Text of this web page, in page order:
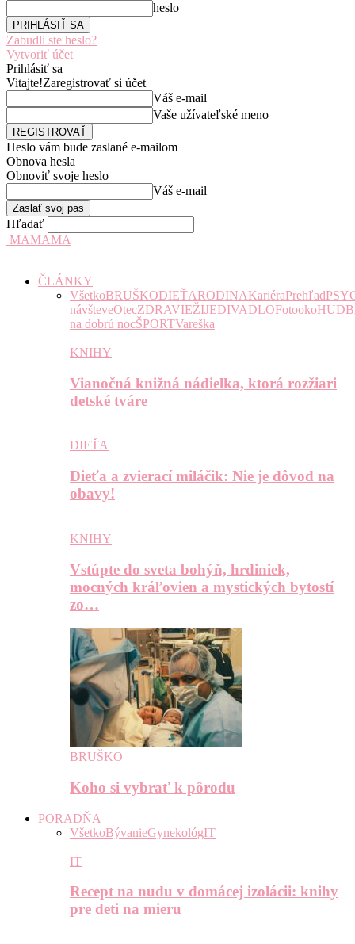
heslo
Zabudli ste heslo?
Vytvoriť účet
Prihlásiť sa
Vitajte!Zaregistrovať si účet
Váš e-mail
Vaše užívateľské meno
Heslo vám bude zaslané e-mailom
Obnova hesla
Obnoviť svoje heslo
Váš e-mail
Hľadať
MAMAMA
ČLÁNKY
VšetkoBRUŠKODIEŤARODINAKariéraPrehľad
návšteveOtecZDRAVIEŽIJEDIVADLOFotooko
na dobrú nocŠPORTVareška
KNIHY
Vianočná knižná nádielka, ktorá rozžiari
detské tváre
DIEŤA
Dieťa a zvierací miláčik: Nie je dôvod na
obavy!
KNIHY
Vstúpte do sveta bohýň, hrdiniek,
mocných kráľovien a mystických bytostí
zo…
BRUŠKO
Koho si vybrať k pôrodu
PORADŇA
VšetkoBývanieGynekológIT
IT
Recept na nudu v domácej izolácii: knihy
pre deti na mieru